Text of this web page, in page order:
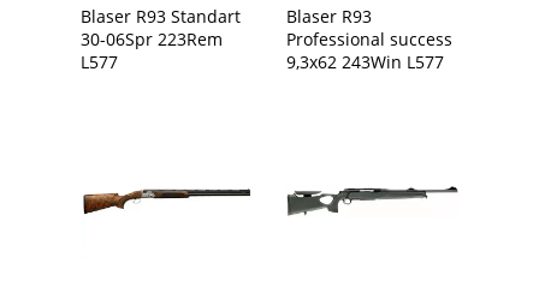
Blaser R93 Standart
30-06Spr 223Rem
L577
Blaser R93
Professional success
9,3x62 243Win L577